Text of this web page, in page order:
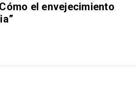
el envejecimiento